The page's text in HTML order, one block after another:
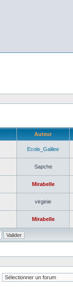
Auteur
Ecole_Galilee
Sapche
Mirabelle
virginie
Mirabelle